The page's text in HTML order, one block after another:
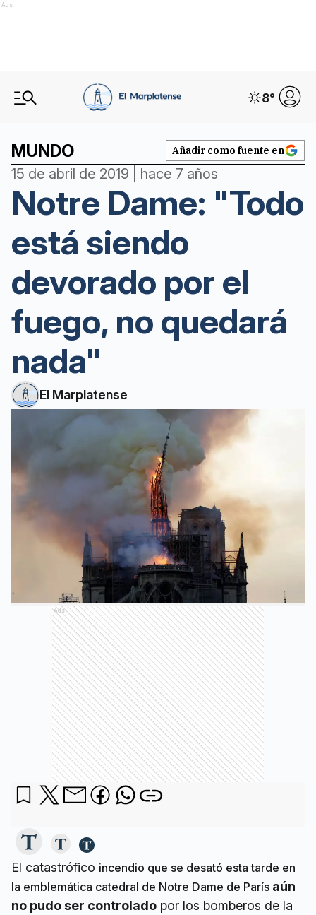
Ads
8°
MUNDO Añadir como fuente en
15 de abril de 2019 | hace 7 años
Notre Dame: "Todo
está siendo
devorado por el
fuego, no quedará
nada"
El Marplatense
Ads
El catastrófico incendio que se desató esta tarde en
la emblemática catedral de Notre Dame de París aún
no pudo ser controlado por los bomberos de la